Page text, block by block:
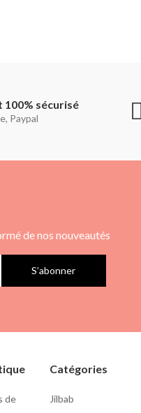
100% sécurisé
Paypal
de nos nouveautés
S’abonner
de
Catégories
Jilbab